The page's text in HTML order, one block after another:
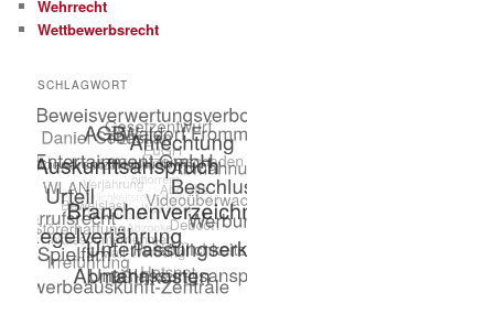
Wehrrecht
Wettbewerbsrecht
SCHLAGWORT